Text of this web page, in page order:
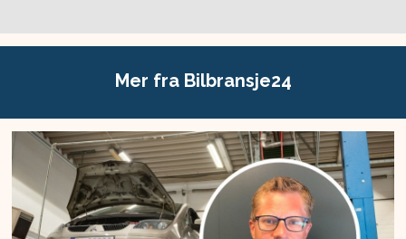
Mer fra Bilbransje24